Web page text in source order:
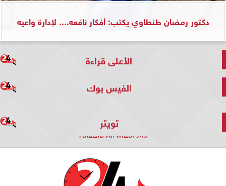
دكتور رمضان طنطاوي يكتب: أفكار نافعه.... لإدارة واعيه
الأعلى قراءة
الفيس بوك
تويتر
Tweets by mesr244